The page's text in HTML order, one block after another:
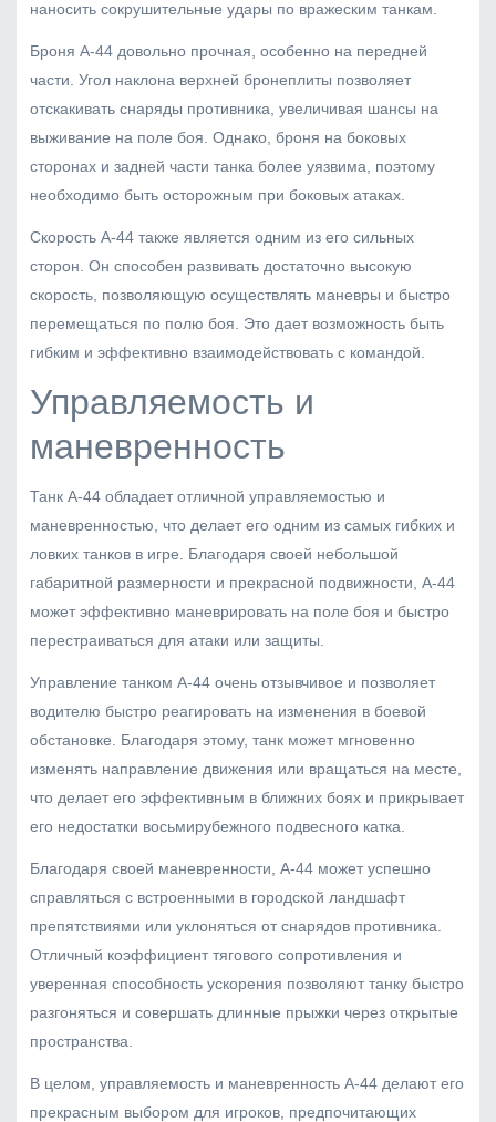
наносить сокрушительные удары по вражеским танкам.
Броня А-44 довольно прочная, особенно на передней
части. Угол наклона верхней бронеплиты позволяет
отскакивать снаряды противника, увеличивая шансы на
выживание на поле боя. Однако, броня на боковых
сторонах и задней части танка более уязвима, поэтому
необходимо быть осторожным при боковых атаках.
Скорость А-44 также является одним из его сильных
сторон. Он способен развивать достаточно высокую
скорость, позволяющую осуществлять маневры и быстро
перемещаться по полю боя. Это дает возможность быть
гибким и эффективно взаимодействовать с командой.
Управляемость и
маневренность
Танк А-44 обладает отличной управляемостью и
маневренностью, что делает его одним из самых гибких и
ловких танков в игре. Благодаря своей небольшой
габаритной размерности и прекрасной подвижности, А-44
может эффективно маневрировать на поле боя и быстро
перестраиваться для атаки или защиты.
Управление танком А-44 очень отзывчивое и позволяет
водителю быстро реагировать на изменения в боевой
обстановке. Благодаря этому, танк может мгновенно
изменять направление движения или вращаться на месте,
что делает его эффективным в ближних боях и прикрывает
его недостатки восьмирубежного подвесного катка.
Благодаря своей маневренности, А-44 может успешно
справляться с встроенными в городской ландшафт
препятствиями или уклоняться от снарядов противника.
Отличный коэффициент тягового сопротивления и
уверенная способность ускорения позволяют танку быстро
разгоняться и совершать длинные прыжки через открытые
пространства.
В целом, управляемость и маневренность А-44 делают его
прекрасным выбором для игроков, предпочитающих